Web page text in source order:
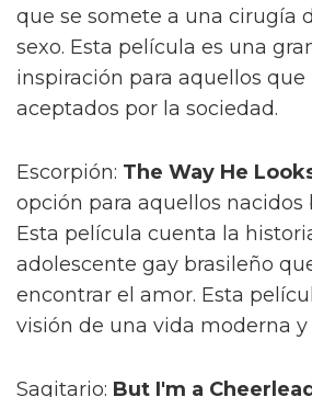
que se somete a una cirugía
sexo. Esta película es una
inspiración para aquellos que
aceptados por la sociedad.
Escorpión: The Way He
opción para aquellos nacidos
Esta película cuenta la
adolescente gay brasileño
encontrar el amor. Esta
visión de una vida moderna y
Sagitario: But I'm a